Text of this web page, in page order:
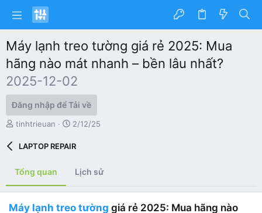
Máy lạnh treo tường giá rẻ 2025: Mua
hãng nào mát nhanh – bền lâu nhất?
2025-12-02
Đăng nhập để Tải về
T
ả
tinhtrieuan
C
e
d
2/12/25
LAPTOP REPAIR
Tổng quan Lịch sử
Máy lạnh treo tường giá rẻ 2025: Mua hãng nào